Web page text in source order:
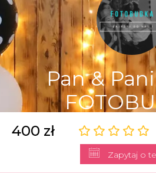
Pan &
400 zł
Zapytaj o